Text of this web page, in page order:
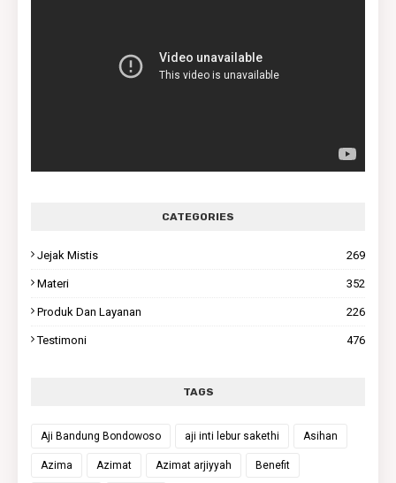
CATEGORIES
Jejak Mistis 269
Materi 352
Produk Dan Layanan 226
Testimoni 476
TAGS
Aji Bandung Bondowoso aji inti lebur sakethi Asihan
Azima Azimat Azimat arjiyyah Benefit